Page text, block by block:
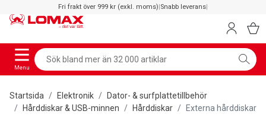
Fri frakt över 999 kr (exkl. moms)|Snabb leverans|
Menu
Startsida Elektronik
Dator- & surfplattetillbehör
Hårddiskar & USB-minnen
Hårddiskar Externa hårddiskar